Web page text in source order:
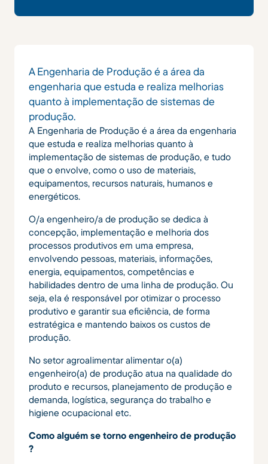
A Engenharia de Produção é a área da
engenharia que estuda e realiza melhorias
quanto à implementação de sistemas de
produção.
A Engenharia de Produção é a área da engenharia
que estuda e realiza melhorias quanto à
implementação de sistemas de produção, e tudo
que o envolve, como o uso de materiais,
equipamentos, recursos naturais, humanos e
energéticos.
O/a engenheiro/a de produção se dedica à
concepção, implementação e melhoria dos
processos produtivos em uma empresa,
envolvendo pessoas, materiais, informações,
energia, equipamentos, competências e
habilidades dentro de uma linha de produção. Ou
seja, ela é responsável por otimizar o processo
produtivo e garantir sua eficiência, de forma
estratégica e mantendo baixos os custos de
produção.
No setor agroalimentar alimentar o(a)
engenheiro(a) de produção atua na qualidade do
produto e recursos, planejamento de produção e
demanda, logística, segurança do trabalho e
higiene ocupacional etc.
Como alguém se torno engenheiro de produção
?